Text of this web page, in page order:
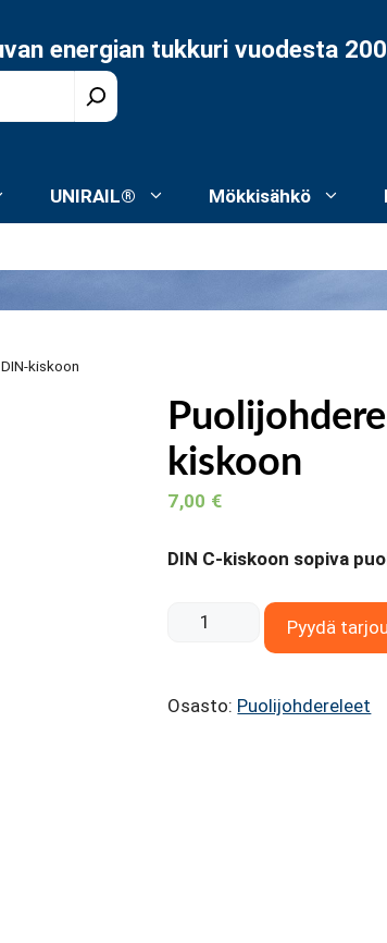
energian tukkuri vuodesta
UNIRAIL® Mökkisähkö
kiskoon
kiskoon
7,00 €
DIN C-kiskoon sopiva
Puolijohdereleen
kiskoon
Pyydä
Osasto: Puolijohdereleet